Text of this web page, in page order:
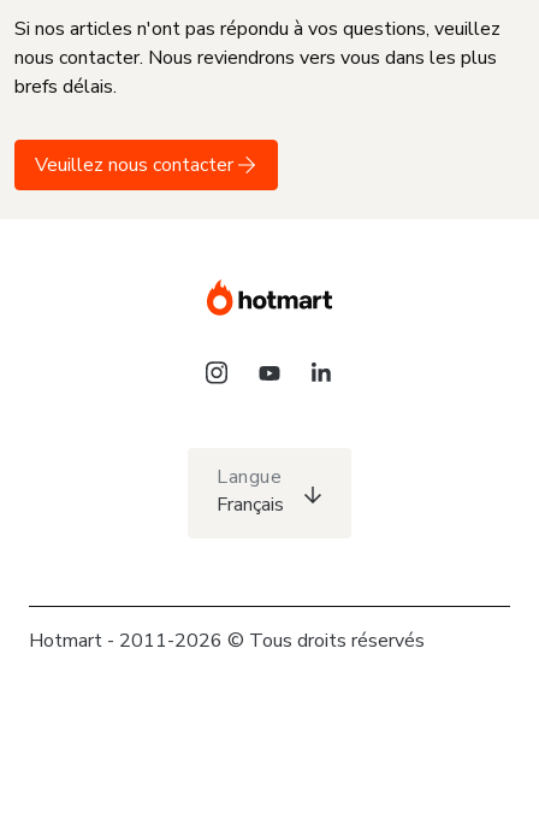
Si nos articles n'ont pas répondu à vos questions, veuillez
nous contacter. Nous reviendrons vers vous dans les plus
brefs délais.
Veuillez nous contacter
Langue
Français
Hotmart - 2011-2026 © Tous droits réservés